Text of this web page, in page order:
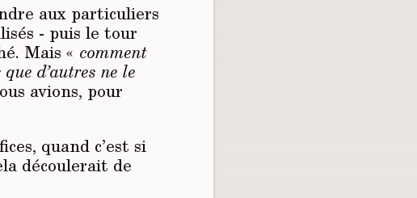
aux particuliers
- puis le tour
Mais « comment
d’autres ne le
avions, pour
quand c’est si
découlerait de